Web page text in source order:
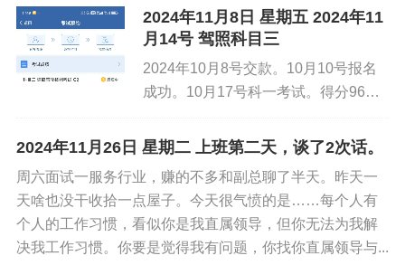
Excel 文件，可以对员工的考勤情况进
行统计和分析，并能够查看特定员工的
2024年11月8日 星期五 2024年11
月14号 驾照科目三
2024年10月8号交款。10月10号报名
成功。10月17号科一考试。得分96
车。共计练车12天，每天往返35公
车12小时。1...
2024年11月26日 星期二 上班第二天，谈了2次话。
周六面试一服务行业，赚的不多和副总聊了半天。昨天一
天啥也没干收拾一点屋子。今天很气愤的是……每个人有
个人的工作习惯，看似你是我直属领导，但你无法为我解
决我工作习惯。你要是觉得我有问题，你找你直属领导与...